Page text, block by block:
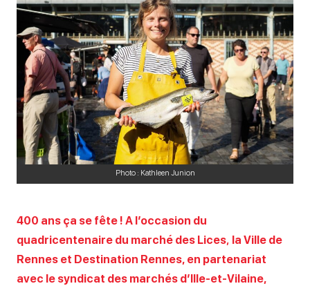
Photo : Kathleen Junion
400 ans ça se fête ! A l’occasion du
quadricentenaire du marché des Lices, la Ville de
Rennes et Destination Rennes, en partenariat
avec le syndicat des marchés d’Ille-et-Vilaine,